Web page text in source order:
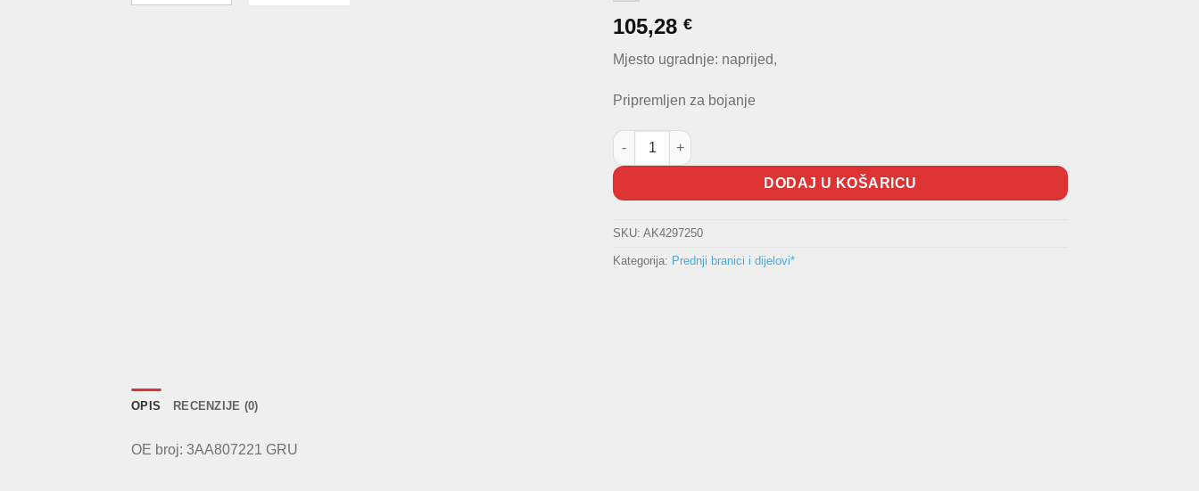
105,28 €
Mjesto ugradnje: naprijed,
Pripremljen za bojanje
Branik prednji Passat količina
DODAJ U KOŠARICU
SKU: AK4297250
Kategorija: Prednji branici i dijelovi*
OPIS RECENZIJE (0)
OE broj: 3AA807221 GRU